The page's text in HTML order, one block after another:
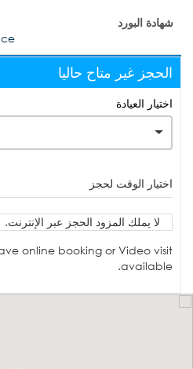
شهادة البورد
الحجز غير متاح حاليا
اختيار العيادة
اختيار الوقت لحجز
لا يملك المزود الحجز عبر الإنترنت.
online booking or Video visit
available.